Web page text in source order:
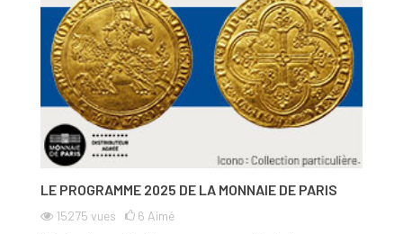
LE PROGRAMME 2025 DE LA MONNAIE DE PARIS
15275 vues 6 Aimé